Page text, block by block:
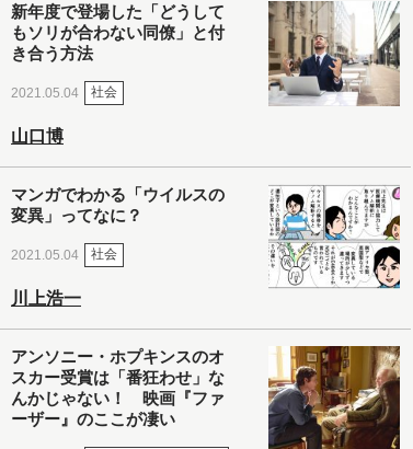
新年度で登場した「どうして
もソリが合わない同僚」と付
き合う方法
2021.05.04 社会
山口博
マンガでわかる「ウイルスの
変異」ってなに？
2021.05.04 社会
川上浩一
アンソニー・ホプキンスのオ
スカー受賞は「番狂わせ」な
んかじゃない！ 映画『ファ
ーザー』のここが凄い